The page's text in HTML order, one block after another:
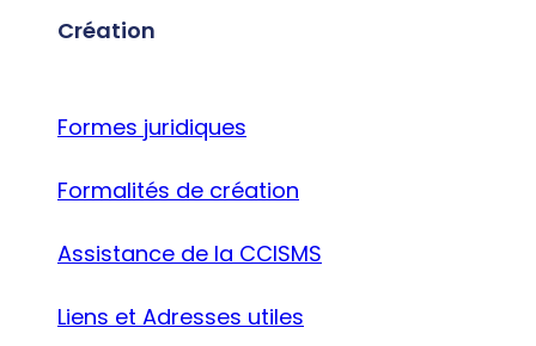
Création
Formes juridiques
Formalités de création
Assistance de la CCISMS
Liens et Adresses utiles